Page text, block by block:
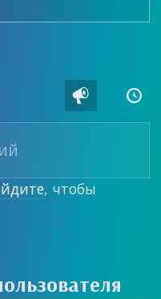
 
, чтобы